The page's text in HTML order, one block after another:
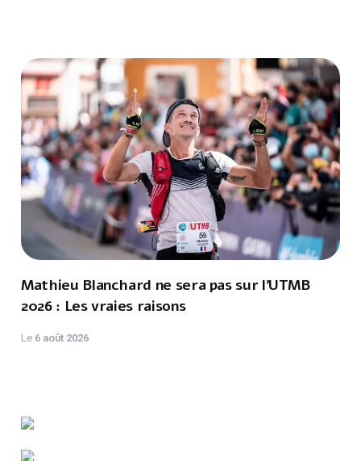
Mathieu Blanchard ne sera pas sur l'UTMB
2026 : Les vraies raisons
Le 6 août 2026